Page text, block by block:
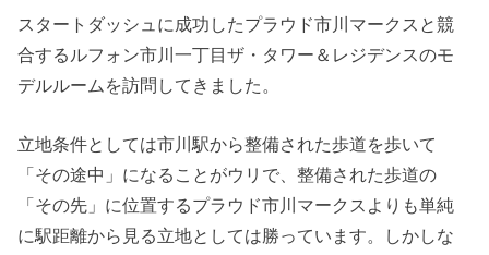
スタートダッシュに成功したプラウド市川マークスと競
合するルフォン市川一丁目ザ・タワー＆レジデンスのモ
デルルームを訪問してきました。
立地条件としては市川駅から整備された歩道を歩いて
「その途中」になることがウリで、整備された歩道の
「その先」に位置するプラウド市川マークスよりも単純
に駅距離から見る立地としては勝っています。しかしな